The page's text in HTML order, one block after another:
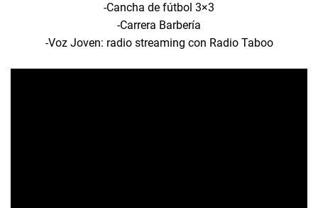
-Cancha de fútbol 3×3
-Carrera Barbería
-Voz Joven: radio streaming con Radio Taboo